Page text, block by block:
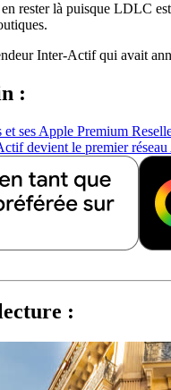
en rester là puisque LDLC
Inter-Actif qui avait
:
ses Apple Premium
devient le premier
: